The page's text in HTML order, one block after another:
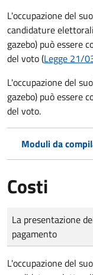
L'occupazione del
candidature
gazebo) può essere
del voto (Legge 21/
L'occupazione del
gazebo) può essere
del voto.
Moduli da
Costi
Tipo di pagamento
Importo
La presentazione
pagamento
L'occupazione del